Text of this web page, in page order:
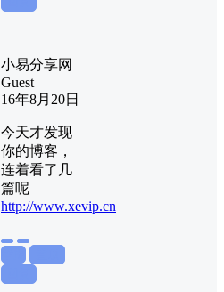
小易分享网
Guest
16年8月20日
今天才发现
你的博客，
连着看了几
篇呢
http://www.xevip.cn